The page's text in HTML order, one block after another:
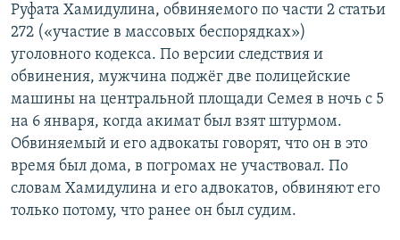
Руфата Хамидулина, обвиняемого по части 2 статьи
272 («участие в массовых беспорядках»)
уголовного кодекса. По версии следствия и
обвинения, мужчина поджёг две полицейские
машины на центральной площади Семея в ночь с 5
на 6 января, когда акимат был взят штурмом.
Обвиняемый и его адвокаты говорят, что он в это
время был дома, в погромах не участвовал. По
словам Хамидулина и его адвокатов, обвиняют его
только потому, что ранее он был судим.